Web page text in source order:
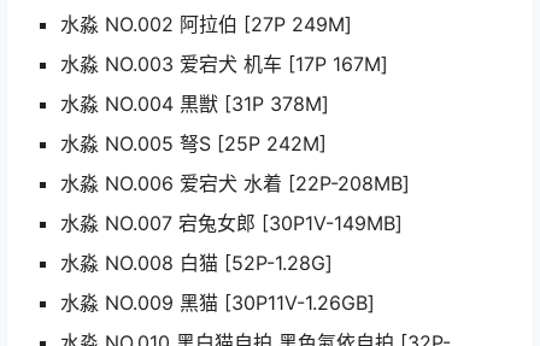
水淼 NO.002 阿拉伯 [27P 249M]
水淼 NO.003 爱宕犬 机车 [17P 167M]
水淼 NO.004 黒獣 [31P 378M]
水淼 NO.005 弩S [25P 242M]
水淼 NO.006 爱宕犬 水着 [22P-208MB]
水淼 NO.007 宕兔女郎 [30P1V-149MB]
水淼 NO.008 白猫 [52P-1.28G]
水淼 NO.009 黑猫 [30P11V-1.26GB]